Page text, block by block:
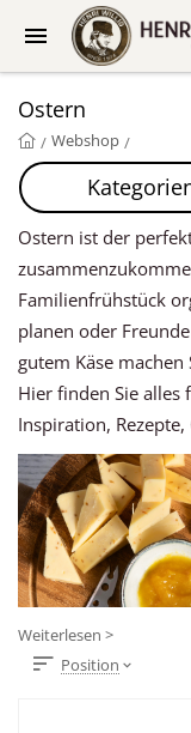
Ostern
/ Webshop /
Ostern ist der
Familienfrühstück
planen oder
gutem Käse
Hier finden Sie alles
Inspiration,
Weiterlesen >
Position